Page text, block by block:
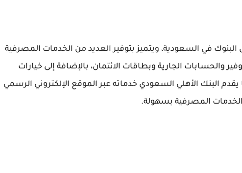
في السعودية، ويتميز بتوفير العديد من الخدمات المصرفية
والحسابات الجارية وبطاقات الائتمان، بالإضافة إلى خيارات
يقدم البنك الأهلي السعودي خدماته عبر الموقع الإلكتروني الرسمي
المصرفية بسهولة.